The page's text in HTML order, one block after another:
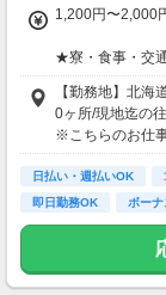
1,200円〜2,000
★寮・食事・交
住み込みのお仕
す。
・寮費・光熱費
・食事無料
・往復交通費支
※勤務地による
生活費がかから
を貯金にまわす
【勤務地】北海
0ヶ所/現地迄の
※こちらのお仕
募集となってお
なる場合がござ
カウンセリング
★お仕事開始ま
日払い・週払いOK
即日勤務OK
ボーナ